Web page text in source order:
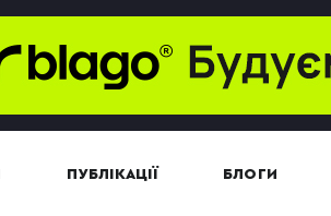
ПУБЛІКАЦІЇ БЛОГИ